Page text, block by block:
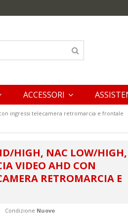
ACCESSORI
ingressi telecamera retromarcia e frontale
HIGH, NAC LOW/HIGH,
VIDEO AHD CON
RETROMARCIA E
Condizione Nuovo